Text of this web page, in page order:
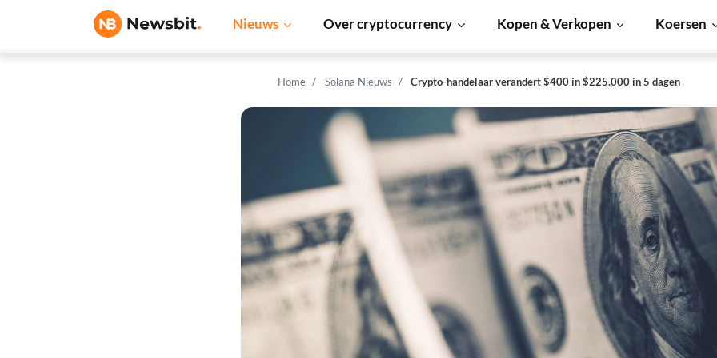
Nieuws Over cryptocurrency Kopen & Verkopen Koersen
Home Solana Nieuws Crypto-handelaar verandert $400 in $225.000 in 5 dagen